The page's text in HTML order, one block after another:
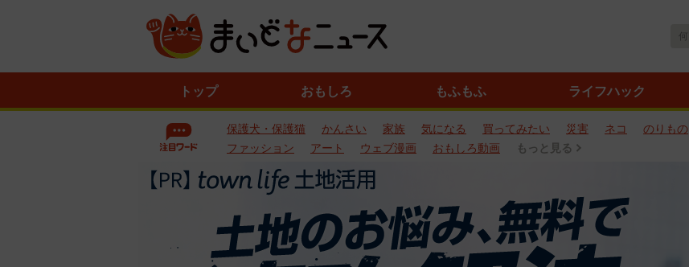
トップ おもしろ もふもふ ライフハック
保護犬・保護猫 かんさい 家族 気になる 買ってみたい 災害 ネコ のりもの
ファッション
アート ウェブ漫画 おもしろ動画 もっと見る